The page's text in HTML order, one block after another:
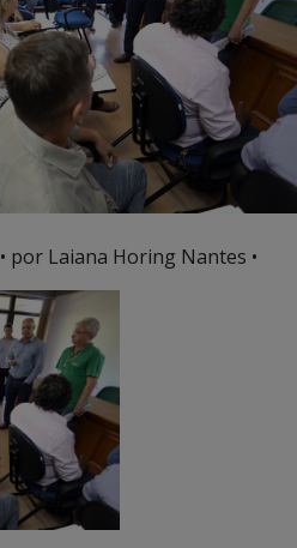
• por Laiana Horing Nantes •